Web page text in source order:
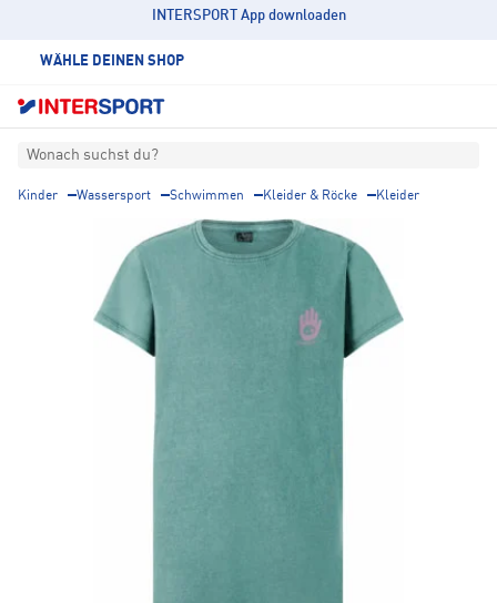
INTERSPORT App downloaden
WÄHLE DEINEN SHOP
Wonach suchst du?
Kinder Wassersport Schwimmen Kleider & Röcke Kleider